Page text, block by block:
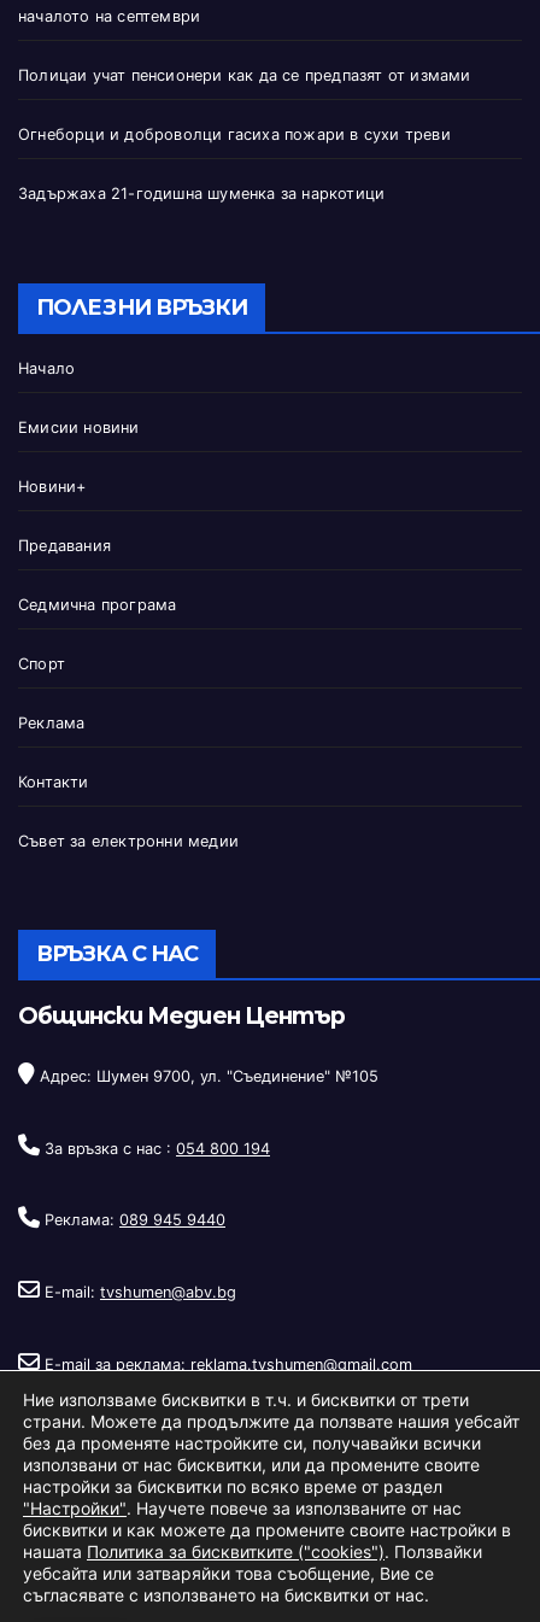
началото на септември
Полицаи учат пенсионери как да се предпазят от измами
Огнеборци и доброволци гасиха пожари в сухи треви
Задържаха 21-годишна шуменка за наркотици
ПОЛЕЗНИ ВРЪЗКИ
Начало
Емисии новини
Новини+
Предавания
Седмична програма
Спорт
Реклама
Контакти
Съвет за електронни медии
ВРЪЗКА С НАС
Общински Медиен Център
Адрес: Шумен 9700, ул. "Съединение" №105
За връзка с нас : 054 800 194
Реклама: 089 945 9440
E-mail: tvshumen@abv.bg
E-mail за реклама: reklama.tvshumen@gmail.com
Copyright © 2026Телевизия Шумен.|Изработка: S.I.T Solutions
Ltd.
За насРекламаУсловия за ползване
Ние използваме бисквитки в т.ч. и бисквитки от трети
страни. Можете да продължите да ползвате нашия уебсайт
без да променяте настройките си, получавайки всички
използвани от нас бисквитки, или да промените своите
настройки за бисквитки по всяко време от раздел
"Настройки". Научете повече за използваните от нас
бисквитки и как можете да промените своите настройки в
нашата Политика за бисквитките ("cookies"). Ползвайки
уебсайта или затваряйки това съобщение, Вие се
съгласявате с използването на бисквитки от нас.